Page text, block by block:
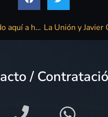
JO en «He venido aquí a hablar de lo mío»
/